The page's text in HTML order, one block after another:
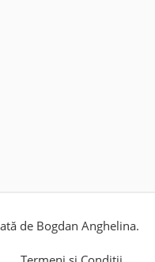
de Bogdan Anghelina.